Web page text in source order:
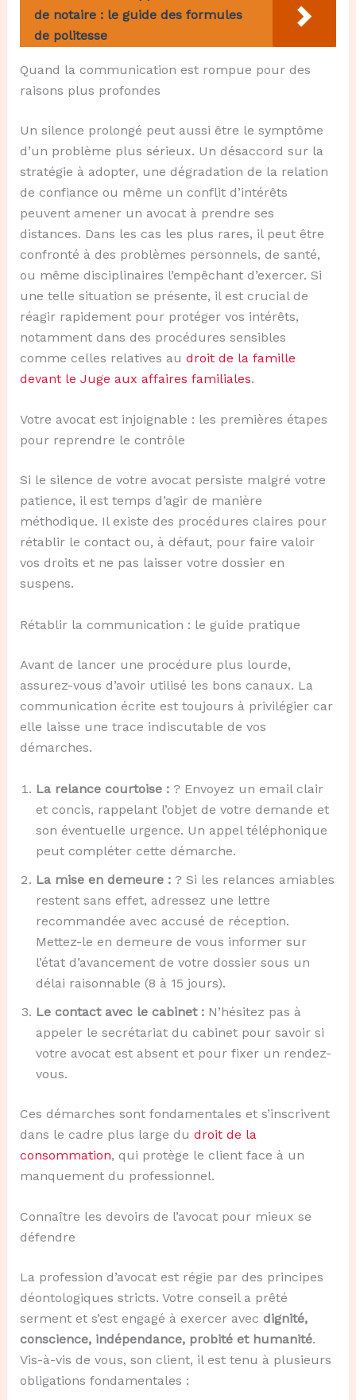
de notaire : le guide des formules
de politesse
Quand la communication est rompue pour des
raisons plus profondes
Un silence prolongé peut aussi être le symptôme
d’un problème plus sérieux. Un désaccord sur la
stratégie à adopter, une dégradation de la relation
de confiance ou même un conflit d’intérêts
peuvent amener un avocat à prendre ses
distances. Dans les cas les plus rares, il peut être
confronté à des problèmes personnels, de santé,
ou même disciplinaires l’empêchant d’exercer. Si
une telle situation se présente, il est crucial de
réagir rapidement pour protéger vos intérêts,
notamment dans des procédures sensibles
comme celles relatives au droit de la famille
devant le Juge aux affaires familiales.
Votre avocat est injoignable : les premières étapes
pour reprendre le contrôle
Si le silence de votre avocat persiste malgré votre
patience, il est temps d’agir de manière
méthodique. Il existe des procédures claires pour
rétablir le contact ou, à défaut, pour faire valoir
vos droits et ne pas laisser votre dossier en
suspens.
Rétablir la communication : le guide pratique
Avant de lancer une procédure plus lourde,
assurez-vous d’avoir utilisé les bons canaux. La
communication écrite est toujours à privilégier car
elle laisse une trace indiscutable de vos
démarches.
La relance courtoise :? Envoyez un email clair
et concis, rappelant l’objet de votre demande et
son éventuelle urgence. Un appel téléphonique
peut compléter cette démarche.
La mise en demeure :? Si les relances amiables
restent sans effet, adressez une lettre
recommandée avec accusé de réception.
Mettez-le en demeure de vous informer sur
l’état d’avancement de votre dossier sous un
délai raisonnable (8 à 15 jours).
Le contact avec le cabinet :N’hésitez pas à
appeler le secrétariat du cabinet pour savoir si
votre avocat est absent et pour fixer un rendez-
vous.
Ces démarches sont fondamentales et s’inscrivent
dans le cadre plus large du droit de la
consommation, qui protège le client face à un
manquement du professionnel.
Connaître les devoirs de l’avocat pour mieux se
défendre
La profession d’avocat est régie par des principes
déontologiques stricts. Votre conseil a prêté
serment et s’est engagé à exercer avec dignité,
conscience, indépendance, probité et humanité.
Vis-à-vis de vous, son client, il est tenu à plusieurs
obligations fondamentales :